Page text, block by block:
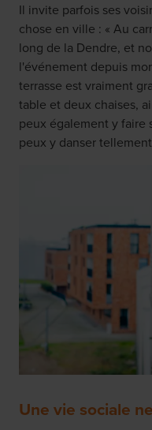
Il invite parfois ses
chose en ville : « Au
long de la Dendre, et
l'événement depuis
terrasse est vraiment
table et deux chaises,
peux également y faire
peux y danser
Une vie sociale